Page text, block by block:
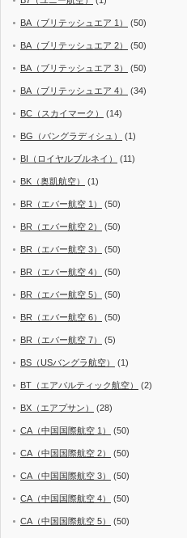
BA（ブリテッシュエア 1） (50)
BA（ブリテッシュエア 2） (50)
BA（ブリテッシュエア 3） (50)
BA（ブリテッシュエア 4） (34)
BC（スカイマーク） (14)
BG（バングラディシュ） (1)
BI（ロイヤルブルネイ） (11)
BK（奥凱航空） (1)
BR（エバー航空 1） (50)
BR（エバー航空 2） (50)
BR（エバー航空 3） (50)
BR（エバー航空 4） (50)
BR（エバー航空 5） (50)
BR（エバー航空 6） (50)
BR（エバー航空 7） (5)
BS（USバングラ航空） (1)
BT（エアバルティック航空） (2)
BX（エアプサン） (28)
CA（中国国際航空 1） (50)
CA（中国国際航空 2） (50)
CA（中国国際航空 3） (50)
CA（中国国際航空 4） (50)
CA（中国国際航空 5） (50)